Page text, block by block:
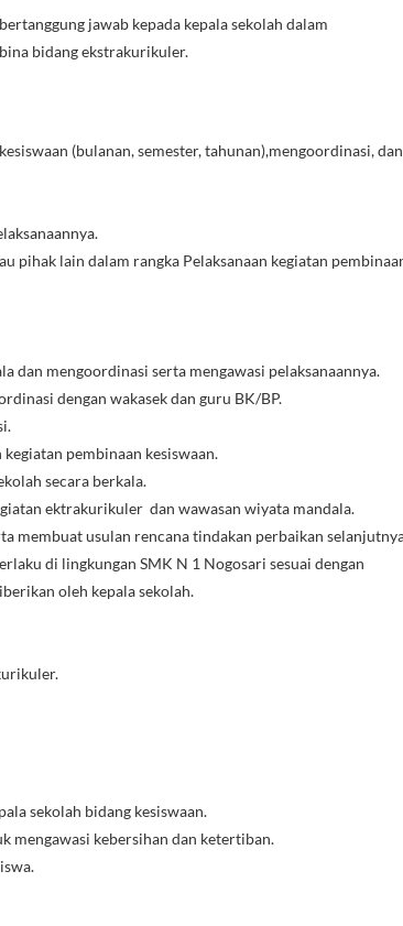
jawab kepada kepala sekolah dalam
bidang ekstrakurikuler.
(bulanan, semester, tahunan),mengoordinasi, dan
pihak lain dalam rangka Pelaksanaan kegiatan
dan mengoordinasi serta mengawasi pelaksanaannya.
dengan wakasek dan guru BK/BP.
pembinaan kesiswaan.
secara berkala.
ektrakurikuler dan wawasan wiyata mandala.
membuat usulan rencana tindakan perbaikan
di lingkungan SMK N 1 Nogosari sesuai dengan
oleh kepala sekolah.
sekolah bidang kesiswaan.
mengawasi kebersihan dan ketertiban.